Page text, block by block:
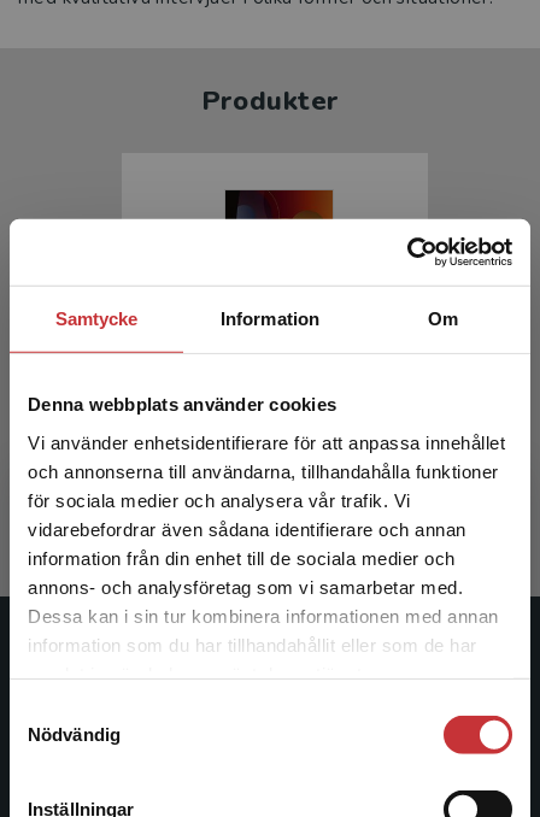
Samtycke Information Om
Denna webbplats använder cookies
Vi använder enhetsidentifierare för att anpassa innehållet
och annonserna till användarna, tillhandahålla funktioner
för sociala medier och analysera vår trafik. Vi
vidarebefordrar även sådana identifierare och annan
information från din enhet till de sociala medier och
annons- och analysföretag som vi samarbetar med.
Dessa kan i sin tur kombinera informationen med annan
information som du har tillhandahållit eller som de har
Nödvändig
Inställningar
Begränsad fraktregion
Det verkar som att du besöker
studentlitteratur.se via en enhet utanför Sverige.
Vi erbjuder inte leveranser utanför Sverige. För
att kunna slutföra ett köp måste
Produkter
Strategisk kommunikation
Falkheimer, J - Heide, M
Exkl. moms: 374 kr
Studentlitteratur
Studentlitteratur grundades 1963 och är idag Sveriges
ledande utbildningsförlag. Med läromedel, kurslitteratur,
informationstjänster i utbudet, finns Studentlitteratur med